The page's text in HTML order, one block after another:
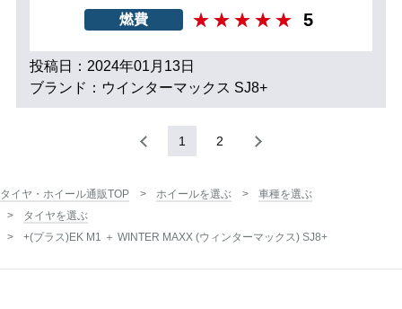
燃費 5
投稿日：2024年01月13日
ブランド：ウインターマックス SJ8+
1 2
タイヤ・ホイール通販TOP ホイールを選ぶ
車種を選ぶ
タイヤを選ぶ
+(プラス)EK M1 ＋ WINTER MAXX (ウィンターマックス) SJ8+